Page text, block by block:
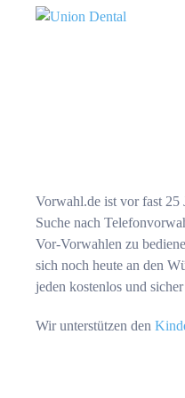
Vorwahl.de ist vor fast 25
Suche nach
Vor-Vorwahlen zu
sich noch heute an den
jeden kostenlos und
Wir unterstützen den